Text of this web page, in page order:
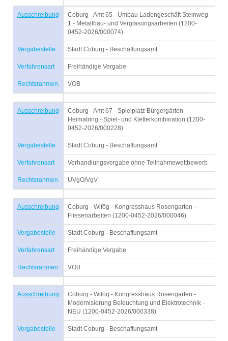
Ausschreibung
Coburg - Amt 65 - Umbau Ladengeschäft Steinweg
1 - Metallbau- und Verglasungsarbeiten (1200-
0452-2026/000074)
Vergabestelle Stadt Coburg - Beschaffungsamt
Verfahrensart Freihändige Vergabe
Rechtsrahmen VOB
Ausschreibung
Coburg - Amt 67 - Spielplatz Bürgergärten -
Heimatring - Spiel- und Kletterkombination (1200-
0452-2026/000228)
Vergabestelle Stadt Coburg - Beschaffungsamt
Verfahrensart Verhandlungsvergabe ohne Teilnahmewettbewerb
Rechtsrahmen UVgO/VgV
Ausschreibung
Coburg - Wifög - Kongresshaus Rosengarten -
Fliesenarbeiten (1200-0452-2026/000046)
Vergabestelle Stadt Coburg - Beschaffungsamt
Verfahrensart Freihändige Vergabe
Rechtsrahmen VOB
Ausschreibung
Coburg - Wifög - Kongresshaus Rosengarten -
Modernisierung Beleuchtung und Elektrotechnik -
NEU (1200-0452-2026/000338)
Vergabestelle Stadt Coburg - Beschaffungsamt